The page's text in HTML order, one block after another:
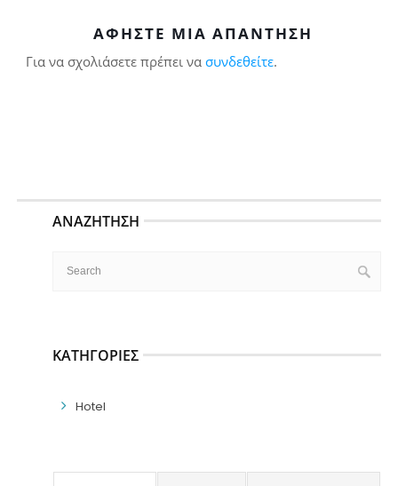
ΑΦΉΣΤΕ ΜΙΑ ΑΠΆΝΤΗΣΗ
Για να σχολιάσετε πρέπει να συνδεθείτε.
ΑΝΑΖΉΤΗΣΗ
ΚΑΤΗΓΟΡΊΕΣ
Hotel